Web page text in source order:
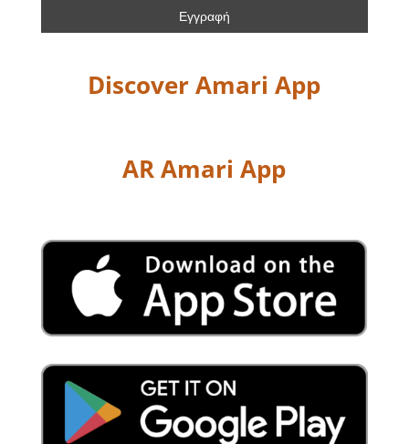
Discover Amari App
AR Amari App